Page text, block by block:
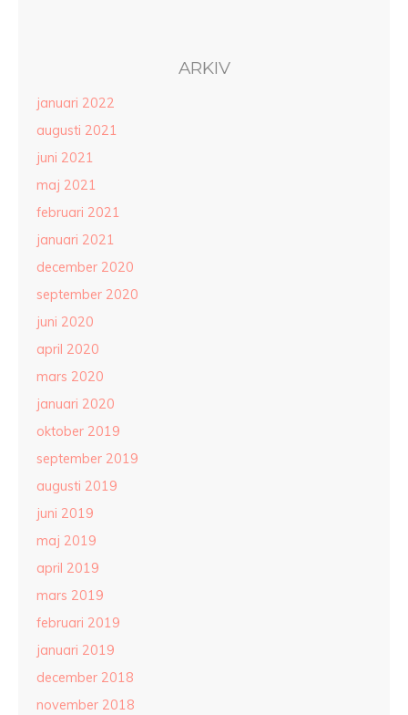
ARKIV
januari 2022
augusti 2021
juni 2021
maj 2021
februari 2021
januari 2021
december 2020
september 2020
juni 2020
april 2020
mars 2020
januari 2020
oktober 2019
september 2019
augusti 2019
juni 2019
maj 2019
april 2019
mars 2019
februari 2019
januari 2019
december 2018
november 2018